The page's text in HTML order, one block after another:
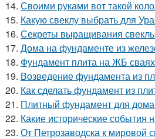
14. Своими руками вот такой
15. Какую свеклу выбрать для
16. Секреты выращивания
17. Дома на фундаменте из
18. Фундамент плита на ЖБ
19. Возведение фундамента из
20. Как сделать фундамент из
21. Плитный фундамент для
22. Какие исторические
23. От Петрозаводска к мировой